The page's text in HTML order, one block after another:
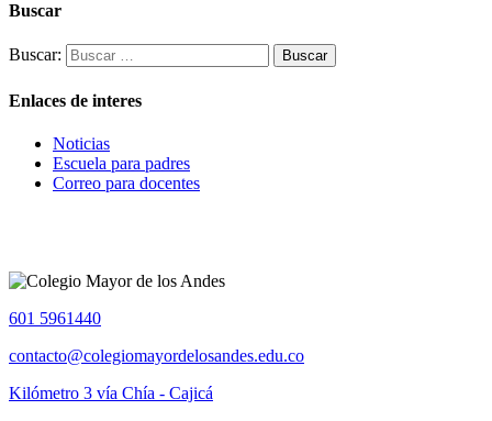
Buscar
Buscar:
Enlaces de interes
Noticias
Escuela para padres
Correo para docentes
601 5961440
contacto@colegiomayordelosandes.edu.co
Kilómetro 3 vía Chía - Cajicá